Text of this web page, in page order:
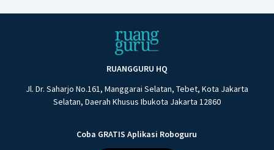
RUANGGURU HQ
Jl. Dr. Saharjo No.161, Manggarai Selatan, Tebet, Kota Jakarta
Selatan, Daerah Khusus Ibukota Jakarta 12860
Coba GRATIS Aplikasi Roboguru